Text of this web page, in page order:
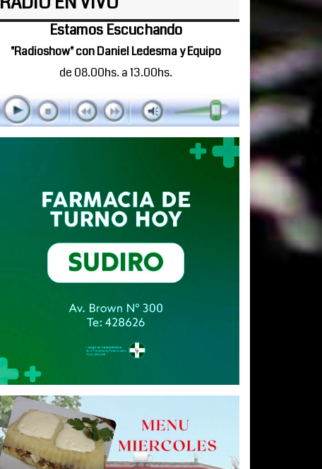
Estamos Escuchando
"Radioshow" con Daniel Ledesma y Equipo
de 08.00hs. a 13.00hs.